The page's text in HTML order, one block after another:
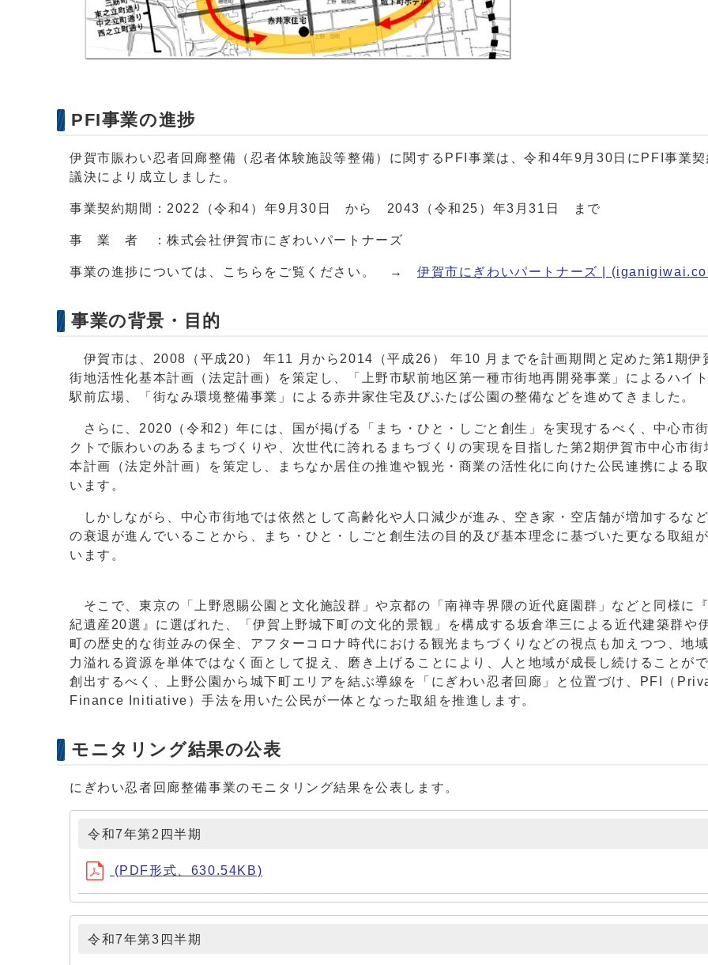
PFI事業の進捗
伊賀市賑わい忍者回廊整備（忍者体験施設等整備）に関するPFI事業は、令和4年9月30日にPFI事業
議決により成立しました。
事業契約期間：2022（令和4）年9月30日 から 2043（令和25）年3月31日 まで
事 業 者 ：株式会社伊賀市にぎわいパートナーズ
事業の進捗については、こちらをご覧ください。 →伊賀市にぎわいパートナーズ |
事業の背景・目的
伊賀市は、2008（平成20） 年11 月から2014（平成26） 年10 月までを計画期間と定めた第1期伊
街地活性化基本計画（法定計画）を策定し、「上野市駅前地区第一種市街地再開発事業」によるハイト
駅前広場、「街なみ環境整備事業」による赤井家住宅及びふたば公園の整備などを進めてきました。
さらに、2020（令和2）年には、国が掲げる「まち・ひと・しごと創生」を実現するべく、中心市
クトで賑わいのあるまちづくりや、次世代に誇れるまちづくりの実現を目指した第2期伊賀市中心市街
本計画（法定外計画）を策定し、まちなか居住の推進や観光・商業の活性化に向けた公民連携による
います。
しかしながら、中心市街地では依然として高齢化や人口減少が進み、空き家・空店舗が増加するな
の衰退が進んでいることから、まち・ひと・しごと創生法の目的及び基本理念に基づいた更なる取組
います。
そこで、東京の「上野恩賜公園と文化施設群」や京都の「南禅寺界隈の近代庭園群」などと同様に
紀遺産20選』に選ばれた、「伊賀上野城下町の文化的景観」を構成する坂倉準三による近代建築群や
町の歴史的な街並みの保全、アフターコロナ時代における観光まちづくりなどの視点も加えつつ、地
力溢れる資源を単体ではなく面として捉え、磨き上げることにより、人と地域が成長し続けることが
創出するべく、上野公園から城下町エリアを結ぶ導線を「にぎわい忍者回廊」と位置づけ、PFI（
Finance Initiative）手法を用いた公民が一体となった取組を推進します。
モニタリング結果の公表
にぎわい忍者回廊整備事業のモニタリング結果を公表します。
令和7年第2四半期
(PDF形式、630.54KB)
令和7年第3四半期